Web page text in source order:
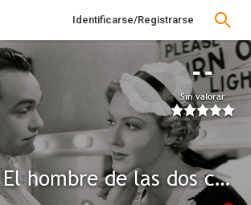
Identificarse/Registrarse
--
Sin valorar
El hombre de las dos caras